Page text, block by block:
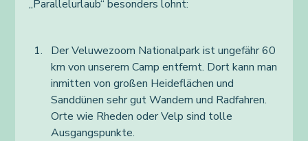
„Parallelurlaub“ besonders lohnt:
Der Veluwezoom Nationalpark ist ungefähr 60
km von unserem Camp entfernt. Dort kann man
inmitten von großen Heideflächen und
Sanddünen sehr gut Wandern und Radfahren.
Orte wie Rheden oder Velp sind tolle
Ausgangspunkte.